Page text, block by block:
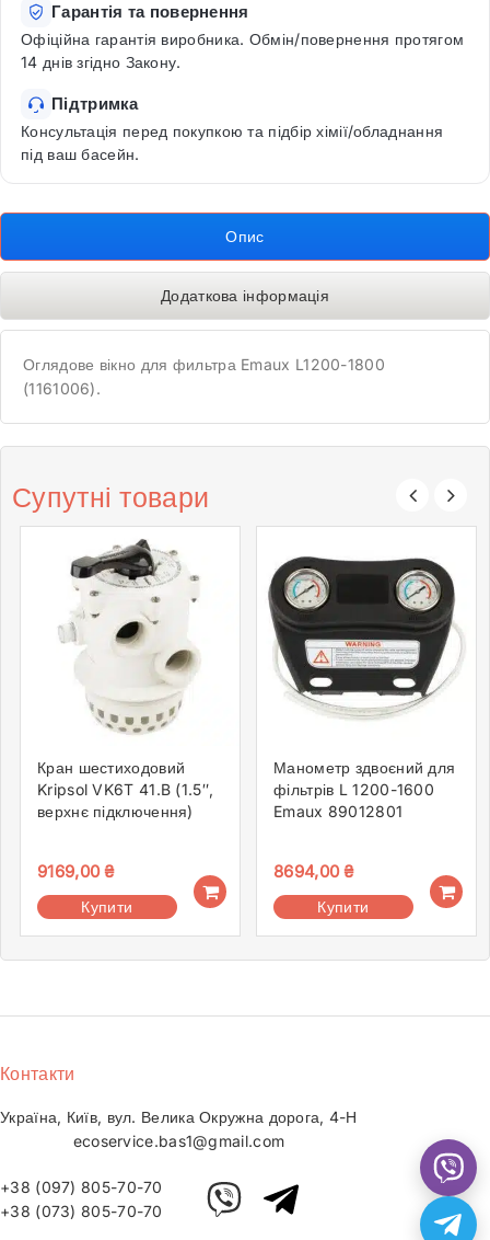
Гарантія та повернення
Офіційна гарантія виробника. Обмін/повернення протягом
14 днів згідно Закону.
Підтримка
Консультація перед покупкою та підбір хімії/обладнання
під ваш басейн.
Опис
Додаткова інформація
Оглядове вікно для фильтра Emaux L1200-1800
(1161006).
Супутні товари
Кран шестиходовий
Kripsol VK6T 41.B (1.5″,
верхнє підключення)
9169,00₴
Купити
Манометр здвоєний для
фільтрів L 1200-1600
Emaux 89012801
8694,00₴
Купити
Контакти
Україна, Київ, вул. Велика Окружна дорога, 4-Н
ecoservice.bas1@gmail.com
+38 (097) 805-70-70
+38 (073) 805-70-70